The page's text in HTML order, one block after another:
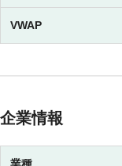
VWAP
企業情報